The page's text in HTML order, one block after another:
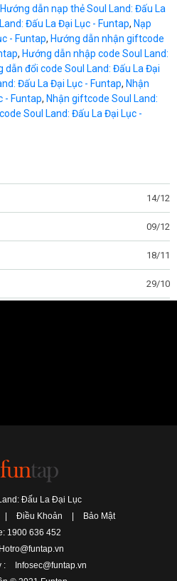
Hướng dẫn nạp thẻ Soul Land: Đấu La
Đấu La Đại Lục - Funtap, Nạp
- Funtap, Hướng dẫn nhận giftcode
, Hướng dẫn nhập code Soul Land:
dẫn đổi code Soul Land: Đấu La Đại
Đấu La Đại Lục - Funtap, Nhận
- Funtap, Nhận giftcode Soul Land:
Soul Land: Đấu La Đại Lục -
14/12
09/12
18/11
29/10
Đấu La Đại Lục
Điều Khoản
Bảo Mật
1900 636 452
Hotro@funtap.vn
:
Infosec@funtap.vn